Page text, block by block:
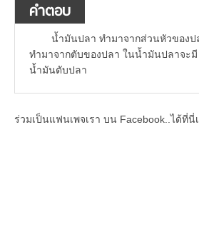
คำตอบ
น้ำมันปลา ทำมาจากส่วนหัวของ
ทำมาจากตับของปลา ในน้ำมันปลาจะมี
น้ำมันตับปลา
ร่วมเป็นแฟนเพจเรา บน Facebook..ได้ที่นี่